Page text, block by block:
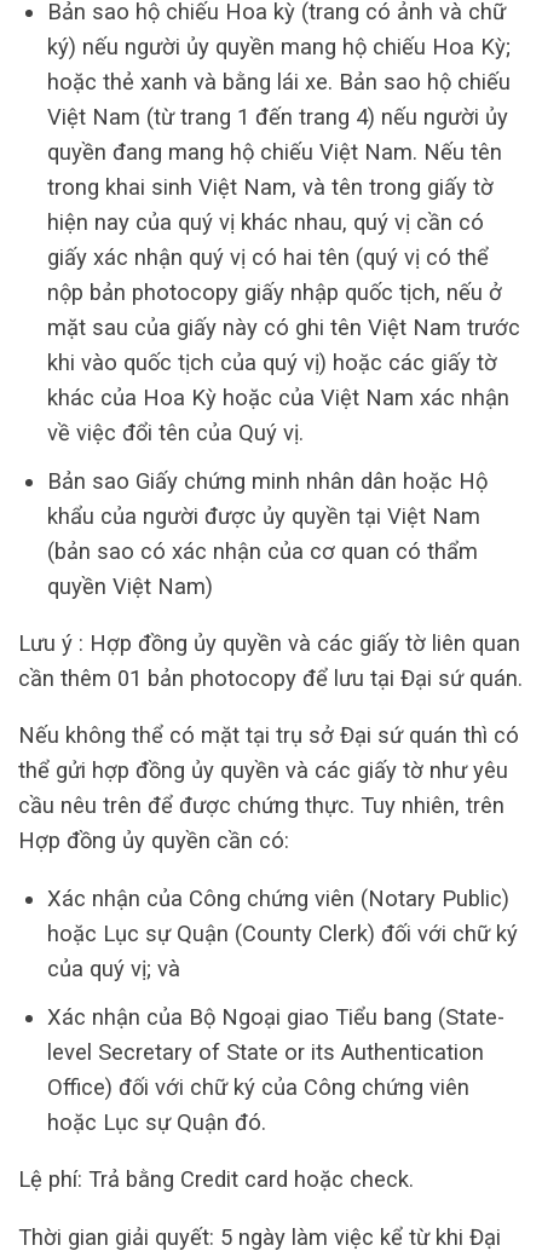
Bản sao hộ chiếu Hoa kỳ (trang có ảnh và chữ
ký) nếu người ủy quyền mang hộ chiếu Hoa Kỳ;
hoặc thẻ xanh và bằng lái xe. Bản sao hộ chiếu
Việt Nam (từ trang 1 đến trang 4) nếu người ủy
quyền đang mang hộ chiếu Việt Nam. Nếu tên
trong khai sinh Việt Nam, và tên trong giấy tờ
hiện nay của quý vị khác nhau, quý vị cần có
giấy xác nhận quý vị có hai tên (quý vị có thể
nộp bản photocopy giấy nhập quốc tịch, nếu ở
mặt sau của giấy này có ghi tên Việt Nam trước
khi vào quốc tịch của quý vị) hoặc các giấy tờ
khác của Hoa Kỳ hoặc của Việt Nam xác nhận
về việc đổi tên của Quý vị.
Bản sao Giấy chứng minh nhân dân hoặc Hộ
khẩu của người được ủy quyền tại Việt Nam
(bản sao có xác nhận của cơ quan có thẩm
quyền Việt Nam)
Lưu ý : Hợp đồng ủy quyền và các giấy tờ liên quan
cần thêm 01 bản photocopy để lưu tại Đại sứ quán.
Nếu không thể có mặt tại trụ sở Đại sứ quán thì có
thể gửi hợp đồng ủy quyền và các giấy tờ như yêu
cầu nêu trên để được chứng thực. Tuy nhiên, trên
Hợp đồng ủy quyền cần có:
Xác nhận của Công chứng viên (Notary Public)
hoặc Lục sự Quận (County Clerk) đối với chữ ký
của quý vị; và
Xác nhận của Bộ Ngoại giao Tiểu bang (State-
level Secretary of State or its Authentication
Office) đối với chữ ký của Công chứng viên
hoặc Lục sự Quận đó.
Lệ phí: Trả bằng Credit card hoặc check.
Thời gian giải quyết: 5 ngày làm việc kể từ khi Đại